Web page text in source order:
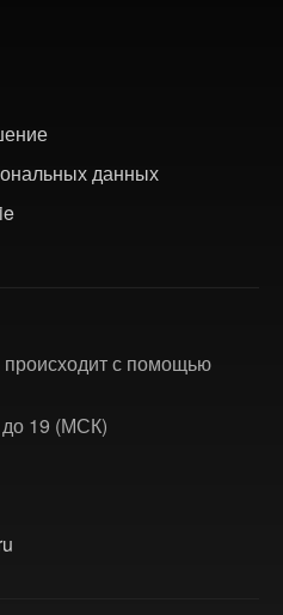
данных
происходит с помощью
до 19 (МСК)